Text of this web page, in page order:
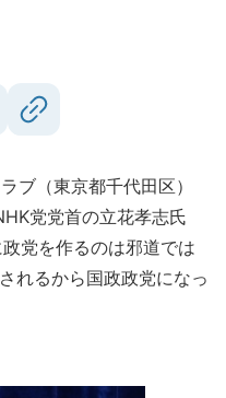
ブ（東京都千代田区）
党党首の立花孝志氏
党を作るのは邪道では
れるから国政政党になっ